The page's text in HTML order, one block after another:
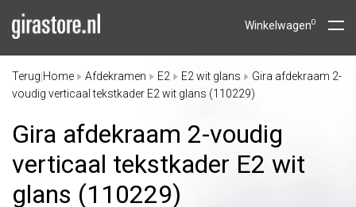
Winkelwagen0
Terug Home Afdekramen E2 E2 wit glans
Gira afdekraam 2-
voudig verticaal tekstkader E2 wit glans (110229)
Gira afdekraam 2-voudig
verticaal tekstkader E2 wit
glans (110229)